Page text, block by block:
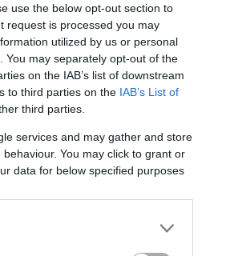
use the below opt-out section to
request is processed you may
utilized by us or personal
may separately opt-out of the
on the IAB’s list of downstream
to third parties on the IAB’s List of
third parties.
services and may gather and store
You may click to grant or
data for below specified purposes